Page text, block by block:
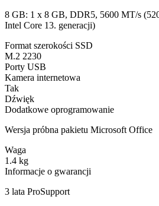
8 GB: 1 x 8 GB, DDR5, 5600 MT/s
Intel Core 13. generacji)
Format szerokości SSD
M.2 2230
Porty USB
Kamera internetowa
Tak
Dźwięk
Dodatkowe oprogramowanie
Wersja próbna pakietu Microsoft Office
Waga
1.4 kg
Informacje o gwarancji
3 lata ProSupport